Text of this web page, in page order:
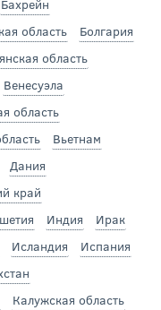
Бахрейн
область
Болгария
область
Венесуэла
область
Вьетнам
Дания
край
Индия
Ирак
Исландия
Испания
Калужская область